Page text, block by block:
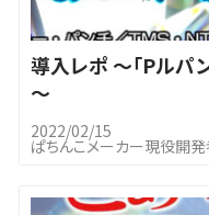
導入レポ ～「Pルパ
～
2022/02/15
ぱちんこメーカー現役開